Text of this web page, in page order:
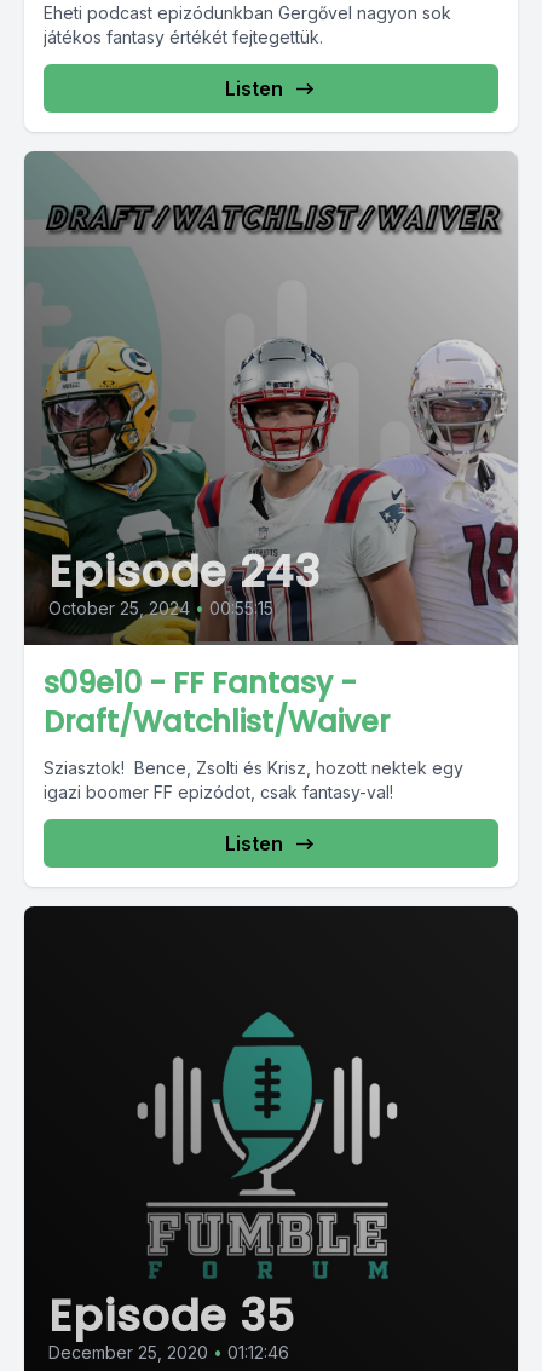
Eheti podcast epizódunkban Gergővel nagyon sok
játékos fantasy értékét fejtegettük.
Listen
Episode 243
October 25, 2024 • 00:55:15
s09e10 - FF Fantasy -
Draft/Watchlist/Waiver
Sziasztok! Bence, Zsolti és Krisz, hozott nektek egy
igazi boomer FF epizódot, csak fantasy-val!
Listen
Episode 35
December 25, 2020 • 01:12:46